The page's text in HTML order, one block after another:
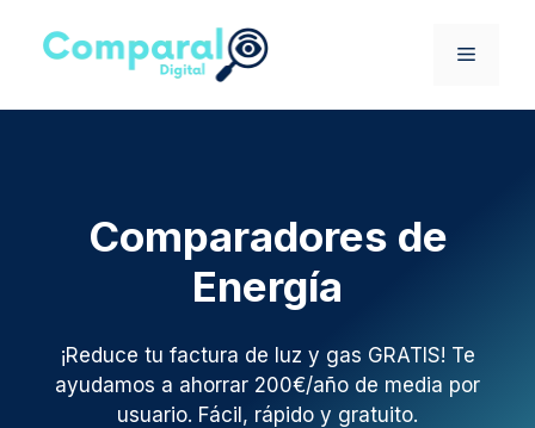
MENÚ
Comparadores de
Energía
¡Reduce tu factura de luz y gas GRATIS! Te
ayudamos a ahorrar 200€/año de media por
usuario. Fácil, rápido y gratuito.